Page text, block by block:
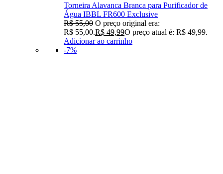
Torneira Alavanca Branca para Purificador de
Água IBBL FR600 Exclusive
R$55,00 O preço original era:
R$ 55,00.R$ 49,99O preço atual é: R$ 49,99.
Adicionar ao carrinho
-7%